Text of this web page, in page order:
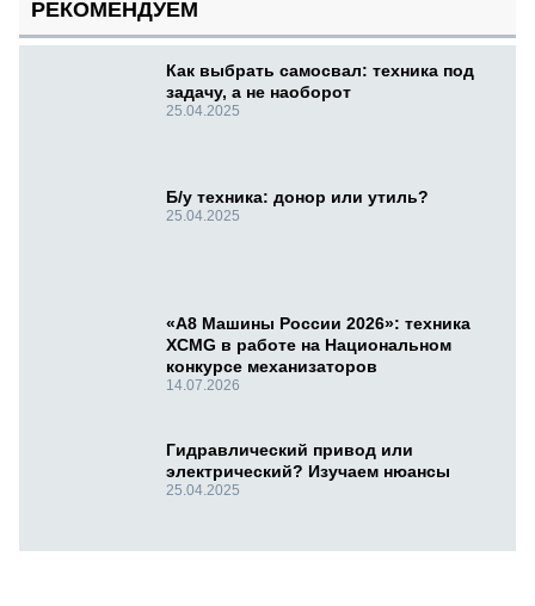
РЕКОМЕНДУЕМ
Как выбрать самосвал: техника под
задачу, а не наоборот
25.04.2025
Б/у техника: донор или утиль?
25.04.2025
«А8 Машины России 2026»: техника
XCMG в работе на Национальном
конкурсе механизаторов
14.07.2026
Гидравлический привод или
электрический? Изучаем нюансы
25.04.2025